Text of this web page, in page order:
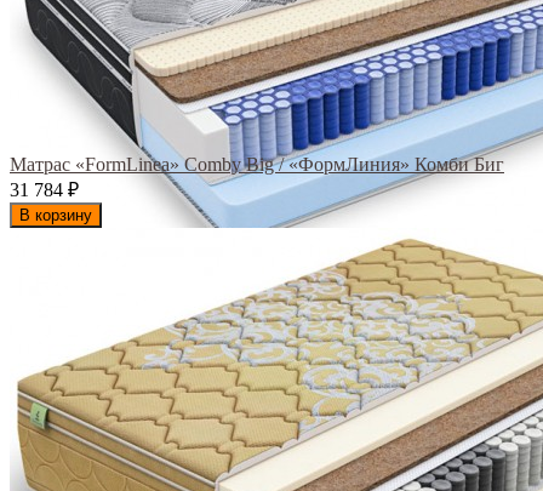
Матрас «FormLinea» Comby Big / «ФормЛиния» Комби Биг
31 784 ₽
В корзину